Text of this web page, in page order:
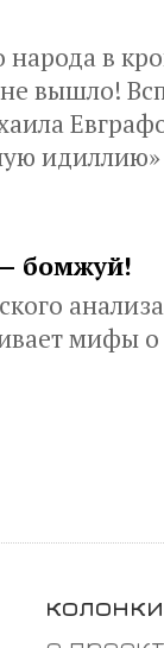
в
не вышло!
бомжуй!
мифы
колонки